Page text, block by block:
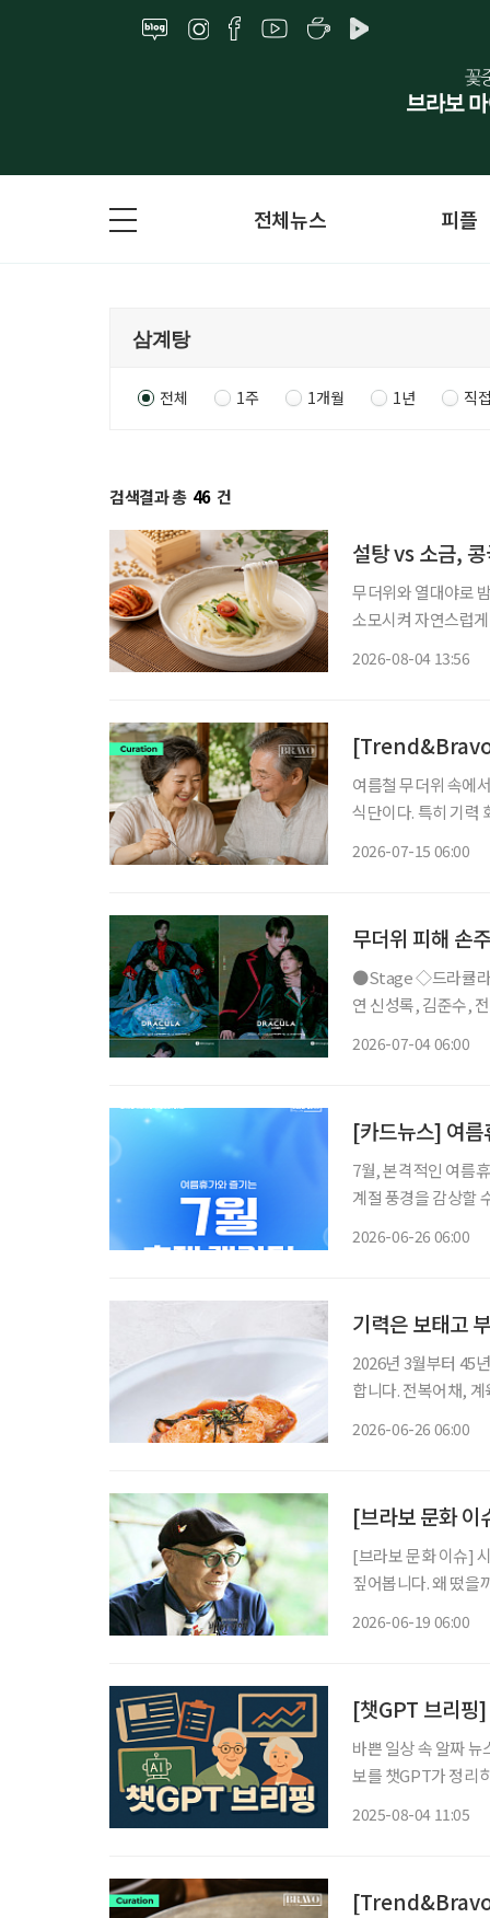
전체뉴스 피플
전체 1주 1개월 1년 직
검색결과 총 46 건
설탕 vs 소금,
무더위와 열대야로
소모시켜 자연스럽게 보양식을 찾게 만든
2026-08-04 13:56
[Trend&Bravo]
여름철 무더위 속에
식단이다. 특히 기력
2026-07-15 06:00
무더위 피해 손
●Stage ◇드라큘라 일정 7월 10일 ~ 10월 18일 장소 LG아트센터 서울 연출 데이빗 스완 출
연 신성록, 김준수,
2026-07-04 06:00
[카드뉴스] 여름
7월, 본격적인 여름
계절 풍경을 감상할
2026-06-26 06:00
기력은 보태고
2026년 3월부터 45
합니다. 전복어채, 계육녹두편 날씨가 더워질수록 입맛은 줄고
2026-06-26 06:00
[브라보 문화 이
[브라보 문화 이슈]
짚어봅니다. 왜 떴을까? 만화가 허영만 화백(79)은 지난 17일 낙상사고로 인한 건강 악화로
2026-06-19 06:00
[챗GPT 브리핑
바쁜 일상 속 알짜
보를 챗GPT가 정리하고 편집
2025-08-04 11:05